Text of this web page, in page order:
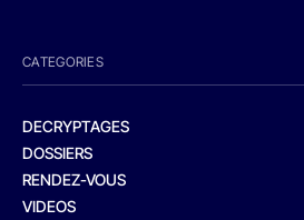
CATEGORIES
DECRYPTAGES
DOSSIERS
RENDEZ-VOUS
VIDEOS